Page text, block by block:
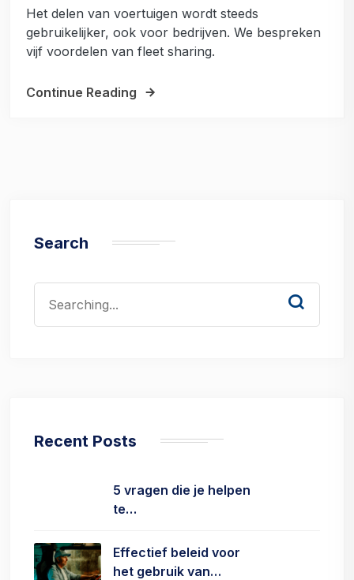
Het delen van voertuigen wordt steeds
gebruikelijker, ook voor bedrijven. We bespreken
vijf voordelen van fleet sharing.
Continue Reading
Search
for:
Recent Posts
5 vragen die je helpen
te…
Effectief beleid voor
het gebruik van…